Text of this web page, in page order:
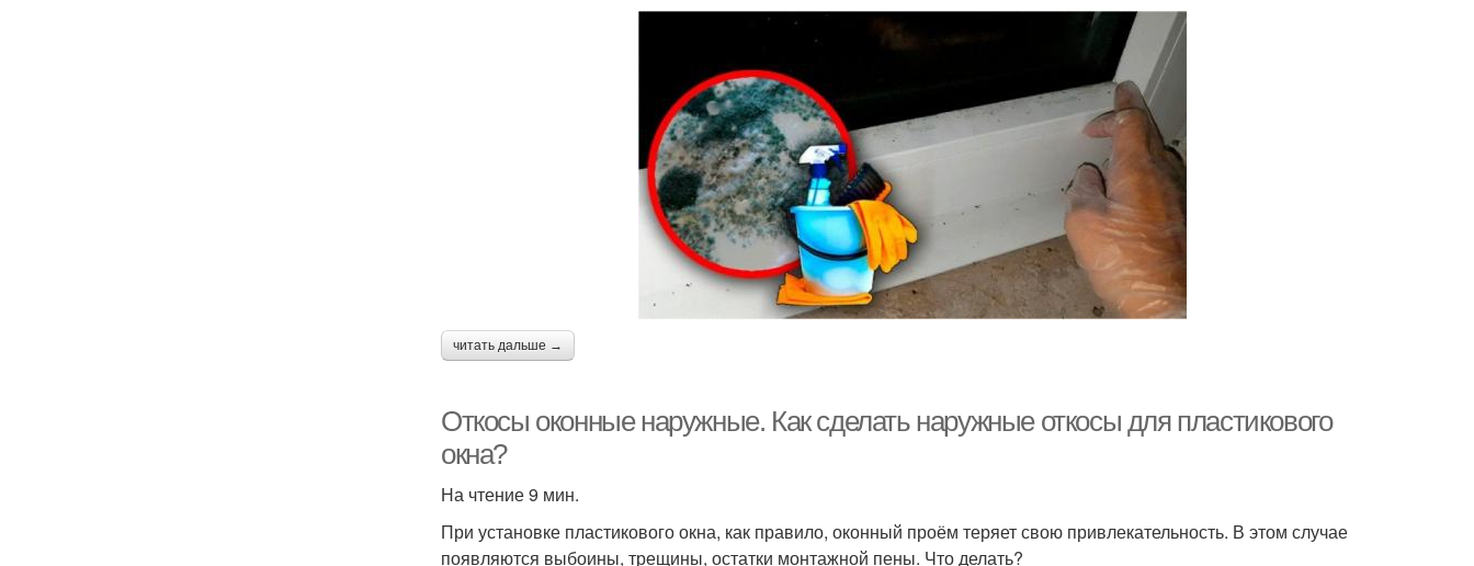
читать дальше →
Откосы оконные наружные. Как сделать наружные откосы для пластикового
окна?
На чтение 9 мин.
При установке пластикового окна, как правило, оконный проём теряет свою привлекательность. В этом случае
появляются выбоины, трещины, остатки монтажной пены. Что делать?